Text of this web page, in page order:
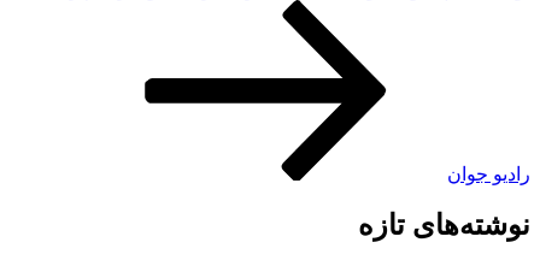
جوان
تازه